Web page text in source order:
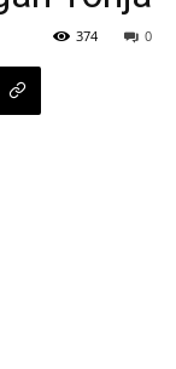
0
374